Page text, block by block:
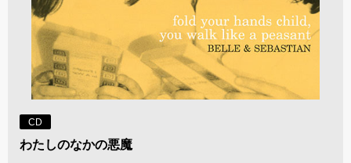
CD
わたしのなかの悪魔